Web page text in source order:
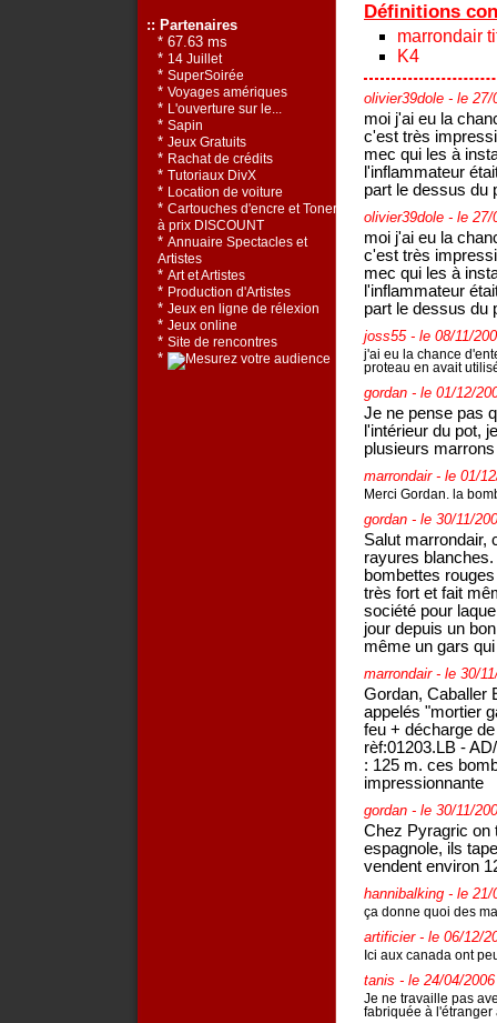
Définitions
marrondair
K4
olivier39dole - le 27/
moi j'ai eu la
c'est très
mec qui les à
l'inflammateur
part le dessus du
olivier39dole - le 27/
moi j'ai eu la
c'est très
mec qui les à
l'inflammateur
part le dessus du
joss55 - le 08/11/
j'ai eu la chance
proteau en avait
gordan - le 01/12/
Je ne pense pas
l'intérieur du pot,
plusieurs
marrondair- le 01/
Merci Gordan. la
gordan - le 30/11/
Salut marrondair,
rayures
bombettes
très fort et fait
société pour
jour depuis un
même un gars
marrondair- le 30/
Gordan, Caballer
appelés "mortier
feu + décharge
rèf:01203.LB -
: 125 m. ces
impressionnante
gordan - le 30/11/
Chez Pyragric on
espagnole, ils
vendent environ
hannibalking - le 21/
ça donne quoi des
artificier- le 06/12/
Ici aux canada ont
tanis - le 24/04/
Je ne travaille pas
fabriquée à l'étranger
:: Partenaires
* 67.63 ms
* 14 Juillet
* SuperSoirée
* Voyages amériques
* L'ouverture sur le...
* Sapin
* Jeux Gratuits
* Rachat de crédits
* Tutoriaux DivX
* Location de voiture
* Cartouches d'encre et Toners
à prix DISCOUNT
* Annuaire Spectacles et
Artistes
* Art et Artistes
* Production d'Artistes
* Jeux en ligne de rélexion
* Jeux online
* Site de rencontres
*